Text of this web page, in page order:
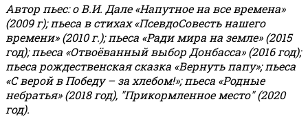
Автор пьес: о В.И. Дале «Напутное на все времена»
(2009 г); пьеса в стихах «ПсевдоСовесть нашего
времени» (2010 г.); пьеса «Ради мира на земле» (2015
год); пьеса «Отвоёванный выбор Донбасса» (2016 год);
пьеса рождественская сказка «Вернуть папу»; пьеса
«С верой в Победу – за хлебом!»;пьеса «Родные
небратья» (2018 год), "Прикормленное место" (2020
год).